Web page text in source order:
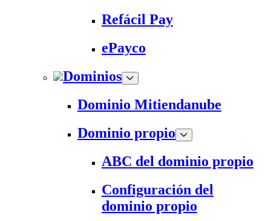
Refácil Pay
ePayco
Dominios
Dominio Mitiendanube
Dominio propio
ABC del dominio propio
Configuración del
dominio propio